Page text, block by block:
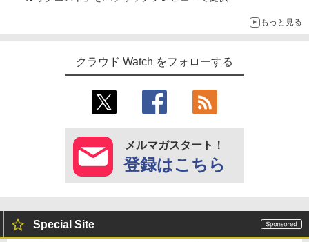
もっと見る
クラウド Watch をフォローする
メルマガスタート！
登録はこちら
Special Site